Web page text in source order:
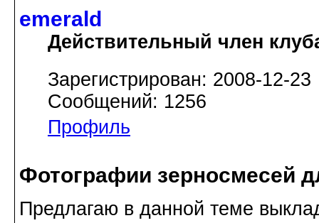
emerald
Действительный член
Зарегистрирован: 2008-12-23
Сообщений: 1256
Профиль
Фотографии зерносмесей
Предлагаю в данной теме